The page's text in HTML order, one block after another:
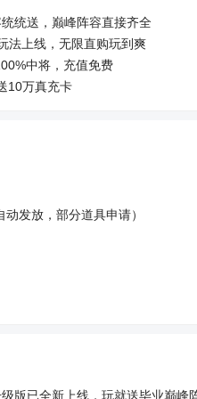
统送，巅峰阵容直接齐全
法上线，无限直购玩到爽
中将，充值免费
10万真充卡
，集全服之力于己身，百万累充
彻底解放双手，一件托管一键领
，元宝*100W，银两*1000W，
到账，真充卡、主角升金大礼包
每天可免费抽免单券，100%必
发放，部分道具申请）
版已全新上线，玩就送毕业巅峰